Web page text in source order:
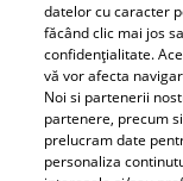
Dragoș
și-a botezat fiica
reședința lui
Trump. La
români, aceștia
președintele
datelor cu caracter
făcând clic mai jos
confidențialitate.
vă vor afecta
Noi si partenerii
partenere, precum
prelucram date
personaliza